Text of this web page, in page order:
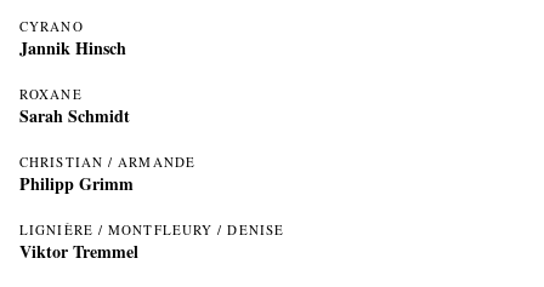
CYRANO
Jannik Hinsch
ROXANE
Sarah Schmidt
CHRISTIAN / ARMANDE
Philipp Grimm
LIGNIÈRE / MONTFLEURY / DENISE
Viktor Tremmel